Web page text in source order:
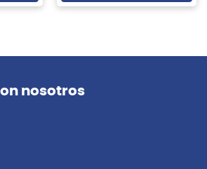
nosotros